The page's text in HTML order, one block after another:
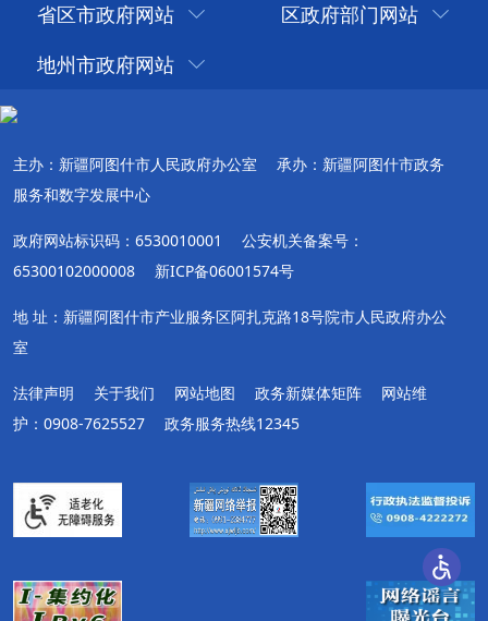
省区市政府网站
区政府部门网站
地州市政府网站
主办：新疆阿图什市人民政府办公室
承办：新疆阿图什市政务
服务和数字发展中心
政府网站标识码：6530010001
公安机关备案号：
65300102000008
新ICP备06001574号
地 址：新疆阿图什市产业服务区阿扎克路18号院市人民政府办公
室
法律声明 关于我们 网站地图 政务新媒体矩阵
网站维
护：0908-7625527
政务服务热线12345